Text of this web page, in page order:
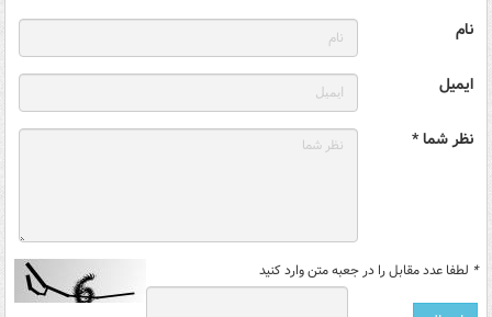
نام
ایمیل
نظر شما *
* لطفا عدد مقابل را در جعبه متن وارد کنید